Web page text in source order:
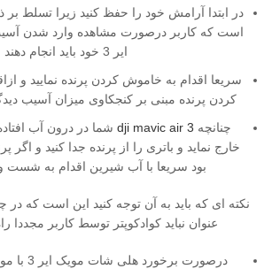
در ابتدا آرامش خود را حفظ کنید زیرا تسلط بر
است که کاربر درصورت مشاهده وارد شدن
ایر 3 خود باید انجام دهند
سریعا اقدام به خاموش کردن پرنده نمایید و
کردن پرنده مبنی بر کنجکاوی میزان آسیب
چنانچه dji mavic air 3 شما در درون آب
خارج نماید و باتری را از پرنده جدا کنید و اگر
بود سریعا با آب شیرین اقدام به شست
نکته ای که باید به آن توجه کنید این است که
عنوان نباید کوادکوپتر توسط کاربر مجددا
درصورت